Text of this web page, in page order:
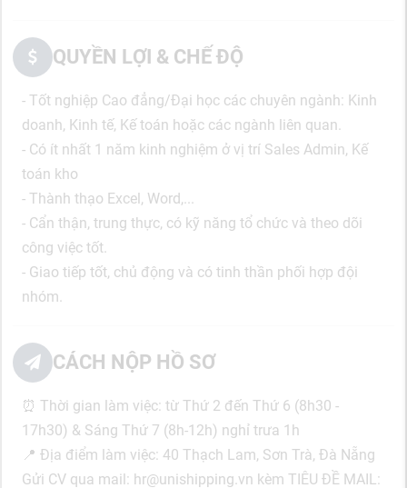
QUYỀN LỢI & CHẾ ĐỘ
- Tốt nghiệp Cao đẳng/Đại học các chuyên ngành: Kinh
doanh, Kinh tế, Kế toán hoặc các ngành liên quan.
- Có ít nhất 1 năm kinh nghiệm ở vị trí Sales Admin, Kế
toán kho
- Thành thạo Excel, Word,...
- Cẩn thận, trung thực, có kỹ năng tổ chức và theo dõi
công việc tốt.
- Giao tiếp tốt, chủ động và có tinh thần phối hợp đội
nhóm.
CÁCH NỘP HỒ SƠ
⏰ Thời gian làm việc: từ Thứ 2 đến Thứ 6 (8h30 -
17h30) & Sáng Thứ 7 (8h-12h) nghỉ trưa 1h
📍 Địa điểm làm việc: 40 Thạch Lam, Sơn Trà, Đà Nẵng
Gửi CV qua mail: hr@unishipping.vn kèm TIÊU ĐỀ MAIL: